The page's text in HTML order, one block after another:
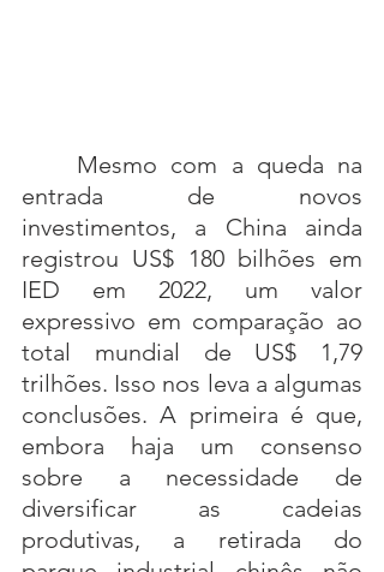
entrada de novos
investimentos, a China ainda
registrou US$ 180 bilhões em
IED em 2022, um valor
expressivo em comparação ao
total mundial de US$ 1,79
trilhões. Isso nos leva a algumas
conclusões. A primeira é que,
embora haja um consenso
sobre a necessidade de
diversificar as cadeias
produtivas, a retirada do